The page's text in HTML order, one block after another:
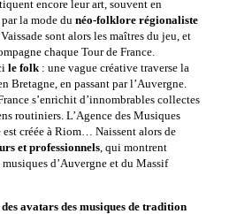
encore leur art, souvent en
la mode du néo-folklore régionaliste
sont alors les maîtres du jeu, et
chaque Tour de France.
le folk: une vague créative traverse la
Bretagne, en passant par l’Auvergne.
s’enrichit d’innombrables collectes
routiniers. L’Agence des Musiques
créée à Riom… Naissent alors de
et professionnels, qui montrent
musiques d’Auvergne et du Massif
avatars des musiques de tradition